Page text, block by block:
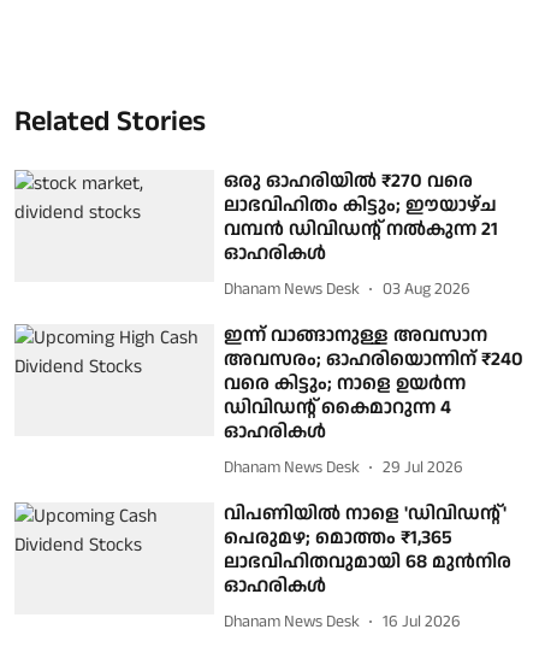
Related Stories
ഒരു ഓഹരിയിൽ ₹270 വരെ
ലാഭവിഹിതം കിട്ടും; ഈയാഴ്ച
വമ്പൻ ഡിവിഡന്റ് നൽകുന്ന 21
ഓ​ഹരികൾ
Dhanam News Desk 03 Aug 2026
ഇന്ന് വാങ്ങാനുള്ള അവസാന
അവസരം; ഓഹരിയൊന്നിന് ₹240
വരെ കിട്ടും; നാളെ ഉയർന്ന
ഡിവിഡന്റ് കൈമാറുന്ന 4
ഓഹരികൾ
Dhanam News Desk 29 Jul 2026
വിപണിയിൽ നാളെ 'ഡിവിഡന്റ്'
പെരുമഴ; മൊത്തം ₹1,365
ലാഭവിഹിതവുമായി 68 മുൻനിര
ഓഹരികൾ
Dhanam News Desk 16 Jul 2026